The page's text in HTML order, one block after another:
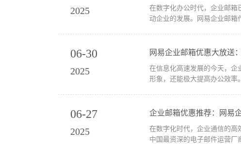
2025
在数字化办公时代，企业邮
动企业的发展。网易企业邮
06-30
2025
网易企业邮箱优惠大放送
在信息化高速发展的今天，
形象，还能极大提高办公效
06-27
2025
企业邮箱优惠推荐：网易
在数字化时代，企业通信的
中国最资深的电子邮件运营